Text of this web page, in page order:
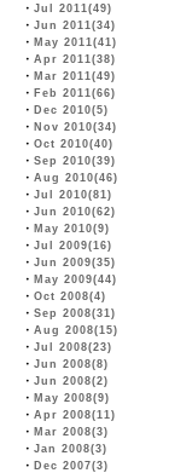
・ Jul 2011(49)
・ Jun 2011(34)
・ May 2011(41)
・ Apr 2011(38)
・ Mar 2011(49)
・ Feb 2011(66)
・ Dec 2010(5)
・ Nov 2010(34)
・ Oct 2010(40)
・ Sep 2010(39)
・ Aug 2010(46)
・ Jul 2010(81)
・ Jun 2010(62)
・ May 2010(9)
・ Jul 2009(16)
・ Jun 2009(35)
・ May 2009(44)
・ Oct 2008(4)
・ Sep 2008(31)
・ Aug 2008(15)
・ Jul 2008(23)
・ Jun 2008(8)
・ Jun 2008(2)
・ May 2008(9)
・ Apr 2008(11)
・ Mar 2008(3)
・ Jan 2008(3)
・ Dec 2007(3)